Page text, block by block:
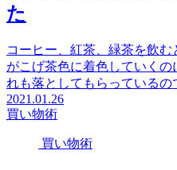
た
コーヒー、紅茶、緑茶を飲
がこげ茶色に着色していく
れも落としてもらっているの
2021.01.26
買い物術
買い物術